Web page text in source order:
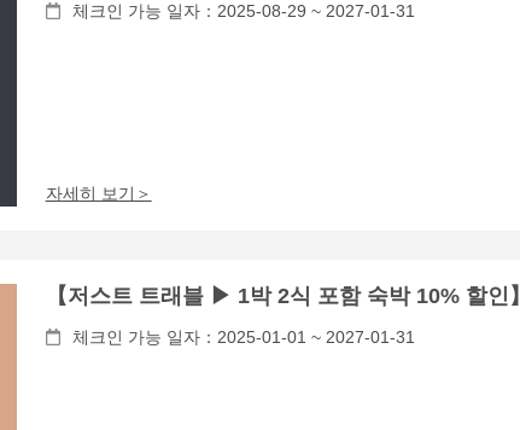
체크인 가능 일자：2025-08-29 ~ 2027-01-31
자세히 보기＞
【저스트 트래블 ▶ 1박 2식 포함 숙박 10% 할인】
체크인 가능 일자：2025-01-01 ~ 2027-01-31